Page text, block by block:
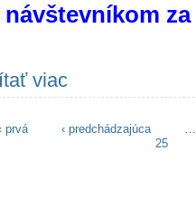
návštevníkom
viac
prvá ‹ predchádzajúca
25